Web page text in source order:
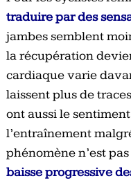
traduire par des
jambes semblent
la récupération
cardiaque varie
laissent plus de
ont aussi le
l’entraînement
phénomène n’est
baisse progressive